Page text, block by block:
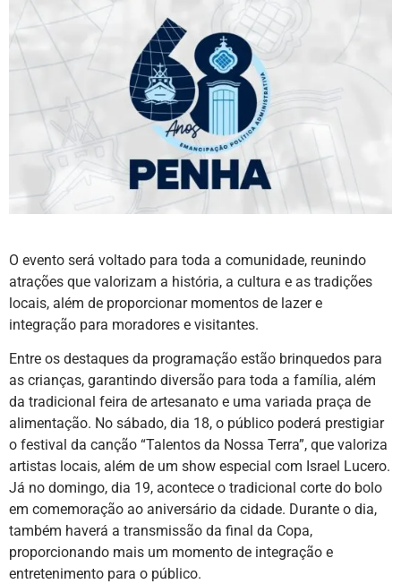
O evento será voltado para toda a comunidade, reunindo
atrações que valorizam a história, a cultura e as tradições
locais, além de proporcionar momentos de lazer e
integração para moradores e visitantes.
Entre os destaques da programação estão brinquedos para
as crianças, garantindo diversão para toda a família, além
da tradicional feira de artesanato e uma variada praça de
alimentação. No sábado, dia 18, o público poderá prestigiar
o festival da canção “Talentos da Nossa Terra”, que valoriza
artistas locais, além de um show especial com Israel Lucero.
Já no domingo, dia 19, acontece o tradicional corte do bolo
em comemoração ao aniversário da cidade. Durante o dia,
também haverá a transmissão da final da Copa,
proporcionando mais um momento de integração e
entretenimento para o público.